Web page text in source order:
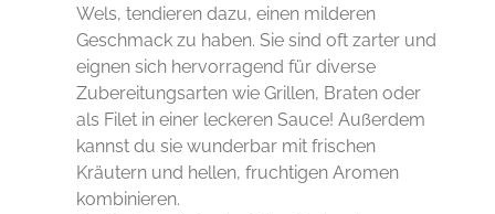
Wels, tendieren dazu, einen milderen
Geschmack zu haben. Sie sind oft zarter und
eignen sich hervorragend für diverse
Zubereitungsarten wie Grillen, Braten oder
als Filet in einer leckeren Sauce! Außerdem
kannst du sie wunderbar mit frischen
Kräutern und hellen, fruchtigen Aromen
kombinieren.